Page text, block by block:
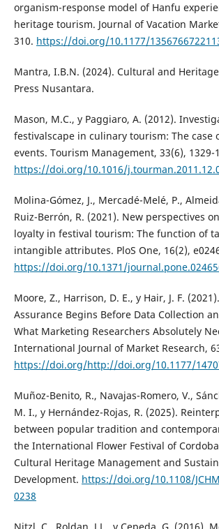
organism-response model of Hanfu
heritage tourism. Journal of Vacation
310. https://doi.org/10.1177/
Mantra, I.B.N. (2024). Cultural and
Press Nusantara.
Mason, M.C., y Paggiaro, A. (2012).
festivalscape in culinary tourism: The case
events. Tourism Management, 33(6), 1329-
https://doi.org/10.1016/
Molina-Gómez, J., Mercadé-Melé, P.,
Ruiz-Berrón, R. (2021). New perspectives
loyalty in festival tourism: The function of
intangible attributes. PloS One, 16(2),
https://doi.org/10.1371/
Moore, Z., Harrison, D. E., y Hair, J. F.
Assurance Begins Before Data Collection
What Marketing Researchers Absolutely
International Journal of Market Research,
https://doi.org/http://doi.org/10.1177/
Muñoz-Benito, R., Navajas-Romero, V.,
M. I., y Hernández-Rojas, R. (2025).
between popular tradition and
the International Flower Festival of
Cultural Heritage Management and
Development. https://doi.org/10.1108/
0238